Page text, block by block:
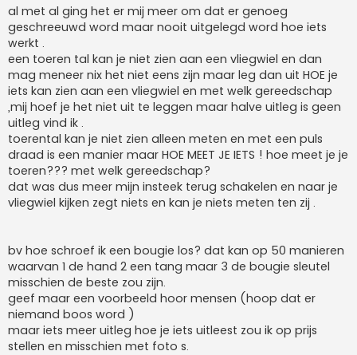
r
i
c
h
t
al met al ging het er mij meer om dat er genoeg
geschreeuwd word maar nooit uitgelegd word hoe iets
werkt .
een toeren tal kan je niet zien aan een vliegwiel en dan
mag meneer nix het niet eens zijn maar leg dan uit HOE je
iets kan zien aan een vliegwiel en met welk gereedschap
,mij hoef je het niet uit te leggen maar halve uitleg is geen
uitleg vind ik .
toerental kan je niet zien alleen meten en met een puls
draad is een manier maar HOE MEET JE IETS ! hoe meet je je
toeren??? met welk gereedschap?
dat was dus meer mijn insteek terug schakelen en naar je
vliegwiel kijken zegt niets en kan je niets meten ten zij .
bv hoe schroef ik een bougie los? dat kan op 50 manieren
waarvan 1 de hand 2 een tang maar 3 de bougie sleutel
misschien de beste zou zijn.
geef maar een voorbeeld hoor mensen (hoop dat er
niemand boos word )
maar iets meer uitleg hoe je iets uitleest zou ik op prijs
stellen en misschien met foto s.